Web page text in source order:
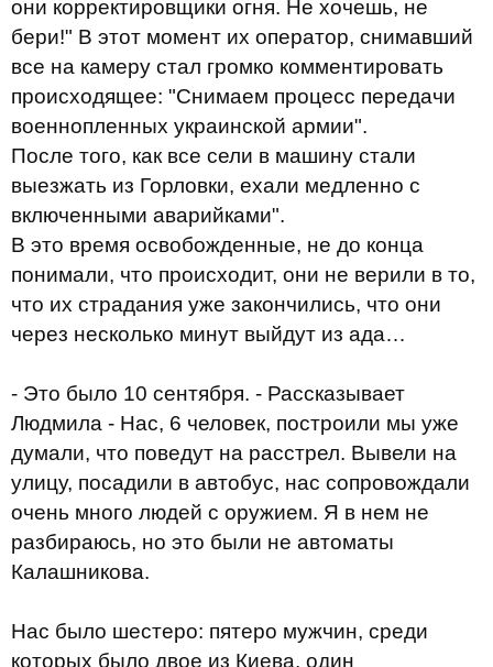
они корректировщики огня. Не хочешь, не
бери!" В этот момент их оператор, снимавший
все на камеру стал громко комментировать
происходящее: "Снимаем процесс передачи
военнопленных украинской армии".
После того, как все сели в машину стали
выезжать из Горловки, ехали медленно с
включенными аварийками".
В это время освобожденные, не до конца
понимали, что происходит, они не верили в то,
что их страдания уже закончились, что они
через несколько минут выйдут из ада…
- Это было 10 сентября. - Рассказывает
Людмила - Нас, 6 человек, построили мы уже
думали, что поведут на расстрел. Вывели на
улицу, посадили в автобус, нас сопровождали
очень много людей с оружием. Я в нем не
разбираюсь, но это были не автоматы
Калашникова.
Нас было шестеро: пятеро мужчин, среди
которых было двое из Киева, один